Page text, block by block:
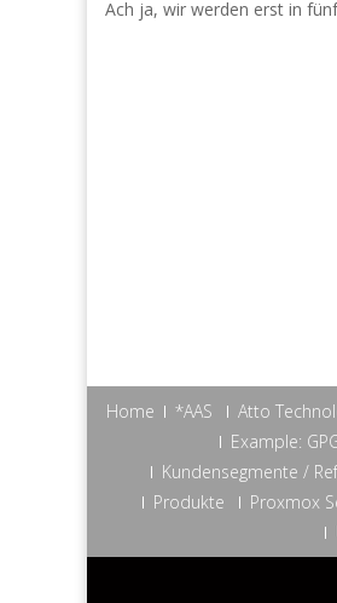
Ach ja, wir werden erst in
Home *AAS Atto
Example:
Kundensegmente /
Produkte
Proxmox